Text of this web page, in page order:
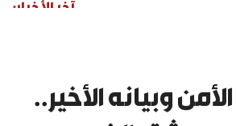
وبيانه الأخير..